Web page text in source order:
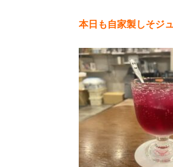
本日も自家製しそジ